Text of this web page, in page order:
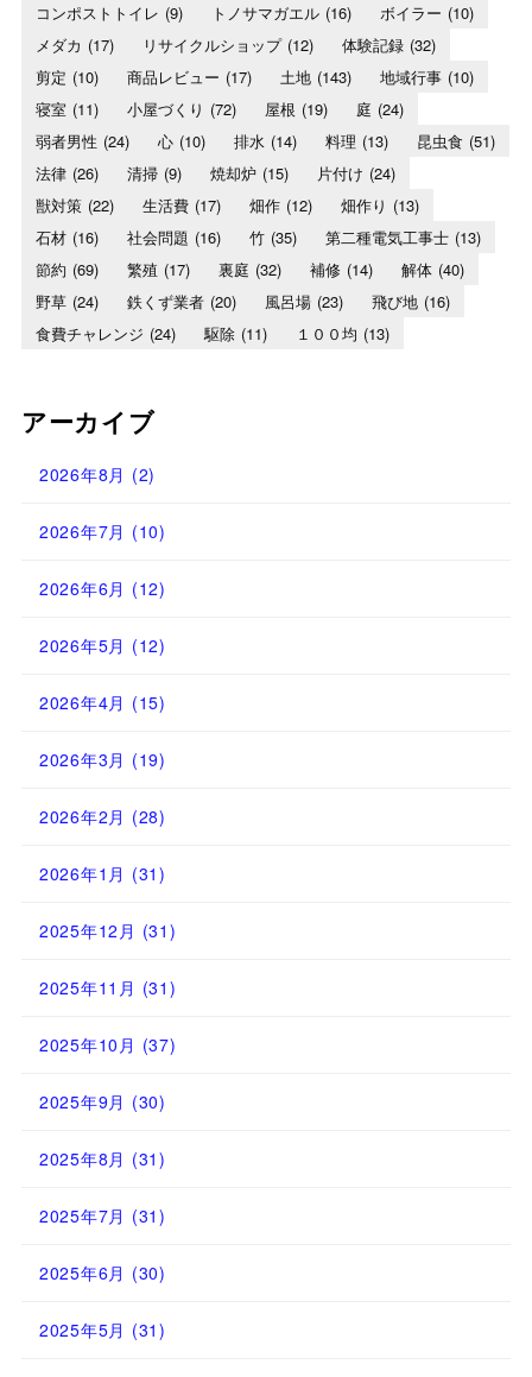
コンポストトイレ (9) トノサマガエル (16) ボイラー (10)
メダカ (17) リサイクルショップ (12) 体験記録 (32)
剪定 (10) 商品レビュー (17) 土地 (143) 地域行事 (10)
寝室 (11) 小屋づくり (72) 屋根 (19) 庭 (24)
弱者男性 (24) 心 (10) 排水 (14) 料理 (13) 昆虫食 (51)
法律 (26) 清掃 (9) 焼却炉 (15) 片付け (24)
獣対策 (22) 生活費 (17) 畑作 (12) 畑作り (13)
石材 (16) 社会問題 (16) 竹 (35) 第二種電気工事士 (13)
節約 (69) 繁殖 (17) 裏庭 (32) 補修 (14) 解体 (40)
野草 (24) 鉄くず業者 (20) 風呂場 (23) 飛び地 (16)
食費チャレンジ (24) 駆除 (11) １００均 (13)
アーカイブ
2026年8月 (2)
2026年7月 (10)
2026年6月 (12)
2026年5月 (12)
2026年4月 (15)
2026年3月 (19)
2026年2月 (28)
2026年1月 (31)
2025年12月 (31)
2025年11月 (31)
2025年10月 (37)
2025年9月 (30)
2025年8月 (31)
2025年7月 (31)
2025年6月 (30)
2025年5月 (31)